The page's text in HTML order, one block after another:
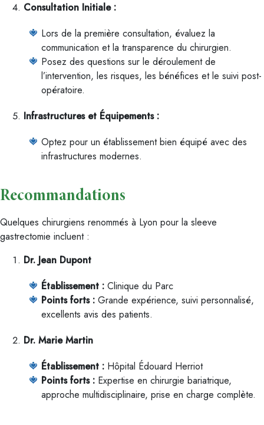
Consultation Initiale :
Lors de la première consultation, évaluez la
communication et la transparence du chirurgien.
Posez des questions sur le déroulement de
l’intervention, les risques, les bénéfices et le suivi post-
opératoire.
Infrastructures et Équipements :
Optez pour un établissement bien équipé avec des
infrastructures modernes.
Recommandations
Quelques chirurgiens renommés à Lyon pour la sleeve
gastrectomie incluent :
Dr. Jean Dupont
Établissement : Clinique du Parc
Points forts : Grande expérience, suivi personnalisé,
excellents avis des patients.
Dr. Marie Martin
Établissement : Hôpital Édouard Herriot
Points forts : Expertise en chirurgie bariatrique,
approche multidisciplinaire, prise en charge complète.